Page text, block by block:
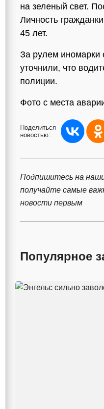
на зеленый свет.
Личность
45 лет.
За рулем иномарки
уточнили, что
полиции.
Фото с места
Поделиться
новостью:
Подпишитесь на
получайте самые
новости первым
Популярное